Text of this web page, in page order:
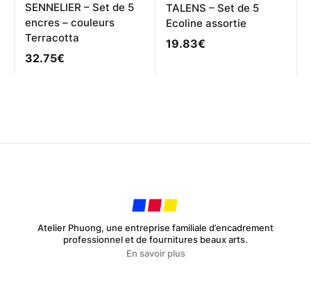
SENNELIER – Set de 5
encres – couleurs
Terracotta
32.75€
TALENS – Set de 5
Ecoline assortie
19.83€
Atelier Phuong, une entreprise familiale d’encadrement
professionnel et de fournitures beaux arts.
En savoir plus